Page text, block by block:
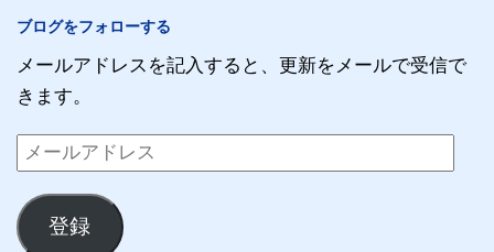
ブログをフォローする
メールアドレスを記入すると、更新をメールで受信で
きます。
メ
ー
ル
ア
登録